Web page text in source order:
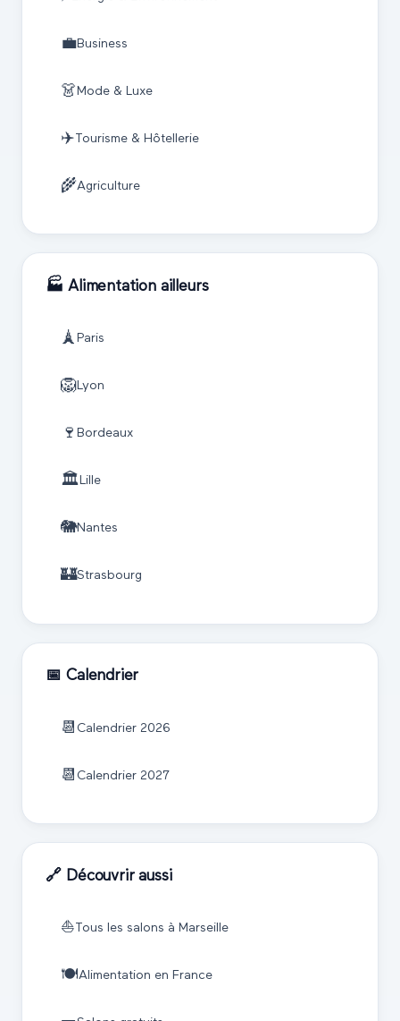
💼Business
👗 Mode & Luxe
✈️ Tourisme & Hôtellerie
🌾Agriculture
🏭Alimentationailleurs
🗼 Paris
🦁Lyon
🍷 Bordeaux
🏛️ Lille
🐘Nantes
🏰Strasbourg
📅 Calendrier
📆 Calendrier 2026
📆 Calendrier 2027
🔗 Découvrir aussi
⛵ Tous les salons à Marseille
🍽️Alimentation en France